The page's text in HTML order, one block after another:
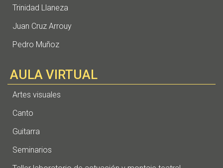
Trinidad Llaneza
Juan Cruz Arrouy
Pedro Muñoz
AULA VIRTUAL
Artes visuales
Canto
Guitarra
Seminarios